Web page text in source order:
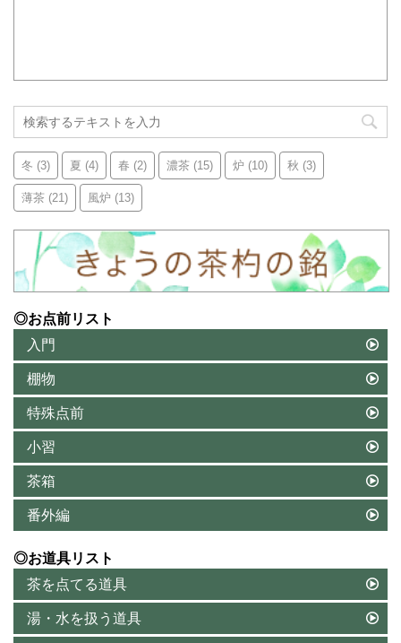
冬 (3) 夏 (4) 春 (2) 濃茶 (15) 炉 (10) 秋 (3)
薄茶 (21) 風炉 (13)
◎お点前リスト
入門
棚物
特殊点前
小習
茶箱
番外編
◎お道具リスト
茶を点てる道具
湯・水を扱う道具